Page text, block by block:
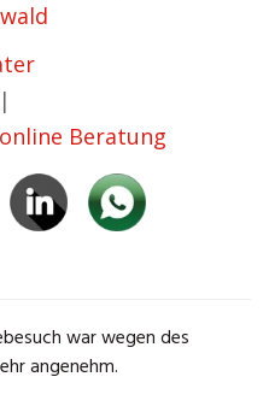
|
Beratung
war wegen des
angenehm.